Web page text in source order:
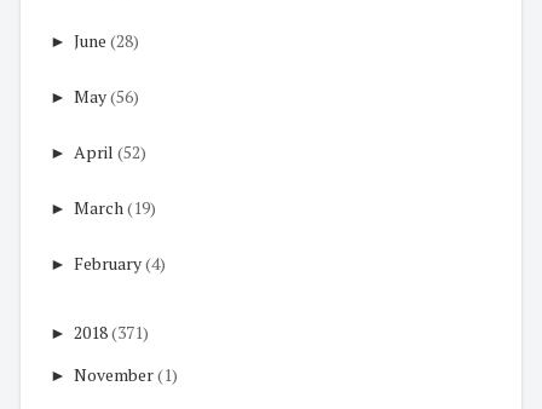
► June (28)
► May(56)
► April (52)
► March(19)
► February(4)
► 2018(371)
► November(1)